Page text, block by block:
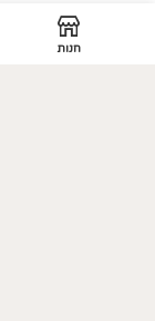
ניווט בחנות
חנות